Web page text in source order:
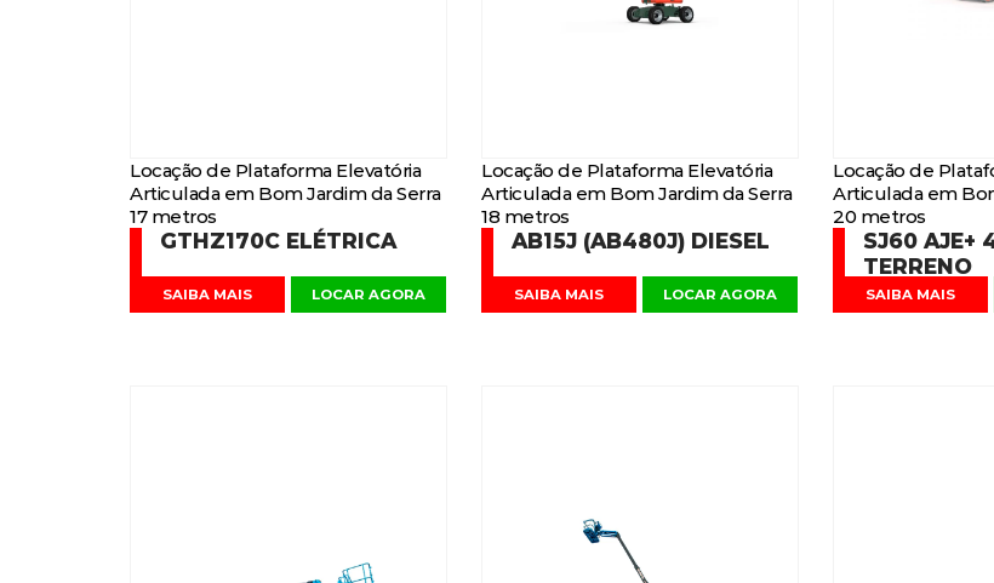
Locação de Plataforma Elevatória
Articulada em Bom Jardim da Serra
17 metros
GTHZ170C ELÉTRICA
SAIBA MAIS LOCAR AGORA
Locação de Plataforma Elevatória
Articulada em Bom Jardim da Serra
18 metros
AB15J (AB480J) DIESEL
SAIBA MAIS LOCAR AGORA
Locação de
Articulada em
20 metros
SJ60 AJE+
TERRENO
SAIBA MAIS